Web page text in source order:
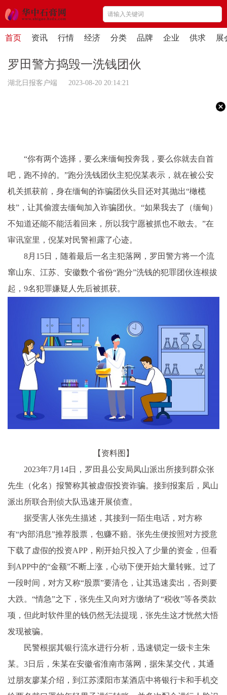
首页 资讯 行情 经济 分类 品牌 企业 供求 展
罗田警方捣毁一洗钱团伙
湖北日报客户端 2023-08-20 20:14:21
“你有两个选择，要么来缅甸投奔我，要么你就去自首
吧，跑不掉的。”跑分洗钱团伙主犯倪某表示，就在被公安
机关抓获前，身在缅甸的诈骗团伙头目还对其抛出“橄榄
枝”，让其偷渡去缅甸加入诈骗团伙。“如果我去了（缅甸）
不知道还能不能活着回来，所以我宁愿被抓也不敢去。”在
审讯室里，倪某对民警袒露了心迹。
8月15日，随着最后一名主犯落网，罗田警方将一个流
窜山东、江苏、安徽数个省份“跑分”洗钱的犯罪团伙连根拔
起，9名犯罪嫌疑人先后被抓获。
【资料图】
2023年7月14日，罗田县公安局凤山派出所接到群众张
先生（化名）报警称其被虚假投资诈骗。接到报案后，凤山
派出所联合刑侦大队迅速开展侦查。
据受害人张先生描述，其接到一陌生电话，对方称
有“内部消息”推荐股票，包赚不赔。张先生便按照对方授意
下载了虚假的投资APP，刚开始只投入了少量的资金，但看
到APP中的“金额”不断上涨，心动下便开始大量转账。过了
一段时间，对方又称“股票”要清仓，让其迅速卖出，否则要
大跌。“情急”之下，张先生又向对方缴纳了“税收”等各类款
项，但此时软件里的钱仍然无法提现，张先生这才恍然大悟
发现被骗。
民警根据其银行流水进行分析，迅速锁定一级卡主朱
某。3日后，朱某在安徽省淮南市落网，据朱某交代，其通
过朋友廖某介绍，到江苏溧阳市某酒店中将银行卡和手机交